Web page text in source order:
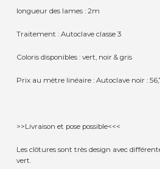
longueur des lames : 2m
Traitement : Autoclave classe 3
Coloris disponibles : vert, noir & gris
Prix au mètre linéaire : Autoclave noir :
>>Livraison et pose possible<<<
Les clôtures sont très design avec
vert.